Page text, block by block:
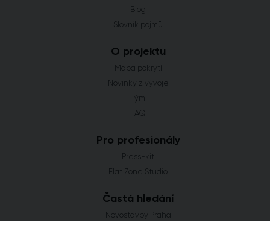
Blog
Slovník pojmů
O projektu
Mapa pokrytí
Novinky z vývoje
Tým
FAQ
Pro profesionály
Press-kit
Flat Zone Studio
Častá hledání
Novostavby Praha